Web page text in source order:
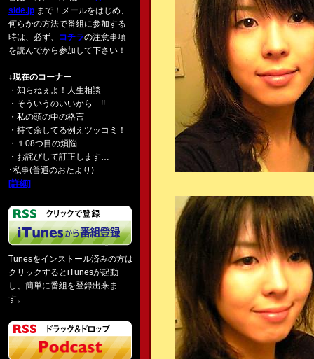
side.jp まで！メールをはじめ、
何らかの方法で番組に参加する
時は、必ず、 コチラの注意事項
を読んでから参加して下さい！
↓現在のコーナー
・知らねぇよ！人生相談
・そういうのいいから…!!
・私の頭の中の格言
・持て余してる例えツッコミ！
・１08つ目の煩悩
・お詫びして訂正します…
･私事(普通のおたより)
[詳細]
Tunesをインストール済みの方は
クリックするとiTunesが起動
し、簡単に番組を登録出来ま
す。